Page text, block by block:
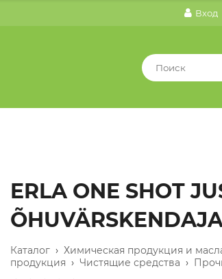
Вход
ERLA ONE SHOT
Каталог › Химическая продукция и
продукция › Чистящие средства ›